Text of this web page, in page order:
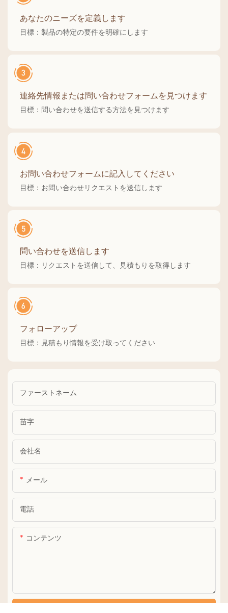
あなたのニーズを定義します
目標：製品の特定の要件を明確にします
連絡先情報または問い合わせフォームを見つけます
目標：問い合わせを送信する方法を見つけます
お問い合わせフォームに記入してください
目標：お問い合わせリクエストを送信します
問い合わせを送信します
目標：リクエストを送信して、見積もりを取得します
フォローアップ
目標：見積もり情報を受け取ってください
ファーストネーム
苗字
会社名
メール
電話
コンテンツ